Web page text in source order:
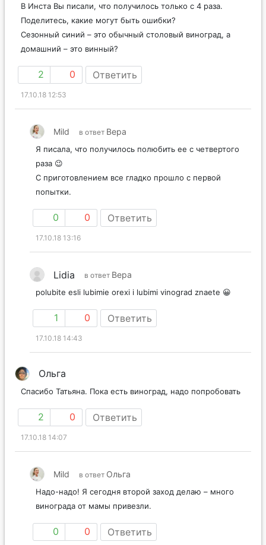
В Инста Вы писали, что получилось только с 4 раза.
Поделитесь, какие могут быть ошибки?
Сезонный синий – это обычный столовый виноград, а
домашний – это винный?
2 0 Ответить
17.10.18 12:53
Mild в ответ Вера
Я писала, что получилось полюбить ее с четвертого
раза 😉
С приготовлением все гладко прошло с первой
попытки.
0 0 Ответить
17.10.18 13:16
Lidia в ответ Вера
polubite esli lubimie orexi i lubimi vinograd znaete 😀
1 0 Ответить
17.10.18 14:43
Ольга
Спасибо Татьяна. Пока есть виноград, надо попробовать
2 0 Ответить
17.10.18 14:07
Mild в ответ Ольга
Надо-надо! Я сегодня второй заход делаю – много
винограда от мамы привезли.
0 0 Ответить